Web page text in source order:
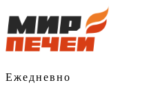
Ежедневно